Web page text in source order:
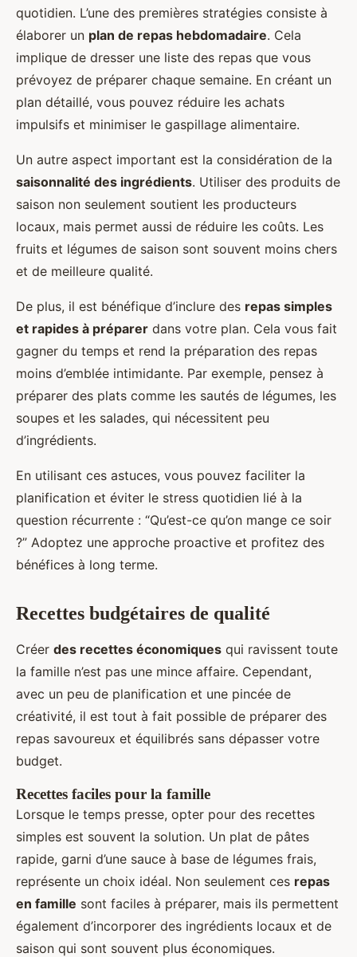
quotidien. L’une des premières stratégies consiste à
élaborer un plan de repas hebdomadaire. Cela
implique de dresser une liste des repas que vous
prévoyez de préparer chaque semaine. En créant un
plan détaillé, vous pouvez réduire les achats
impulsifs et minimiser le gaspillage alimentaire.
Un autre aspect important est la considération de la
saisonnalité des ingrédients. Utiliser des produits de
saison non seulement soutient les producteurs
locaux, mais permet aussi de réduire les coûts. Les
fruits et légumes de saison sont souvent moins chers
et de meilleure qualité.
De plus, il est bénéfique d’inclure des repas simples
et rapides à préparer dans votre plan. Cela vous fait
gagner du temps et rend la préparation des repas
moins d’emblée intimidante. Par exemple, pensez à
préparer des plats comme les sautés de légumes, les
soupes et les salades, qui nécessitent peu
d’ingrédients.
En utilisant ces astuces, vous pouvez faciliter la
planification et éviter le stress quotidien lié à la
question récurrente : “Qu’est-ce qu’on mange ce soir
?” Adoptez une approche proactive et profitez des
bénéfices à long terme.
Recettes budgétaires de qualité
Créer des recettes économiques qui ravissent toute
la famille n’est pas une mince affaire. Cependant,
avec un peu de planification et une pincée de
créativité, il est tout à fait possible de préparer des
repas savoureux et équilibrés sans dépasser votre
budget.
Recettes faciles pour la famille
Lorsque le temps presse, opter pour des recettes
simples est souvent la solution. Un plat de pâtes
rapide, garni d’une sauce à base de légumes frais,
représente un choix idéal. Non seulement ces repas
en famille sont faciles à préparer, mais ils permettent
également d’incorporer des ingrédients locaux et de
saison qui sont souvent plus économiques.